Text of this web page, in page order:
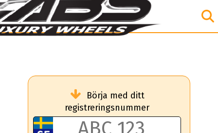
Börja med ditt
registreringsnummer